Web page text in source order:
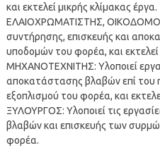
και εκτελεί μικρής κλίμακας έργα.
ΕΛΑΙΟΧΡΩΜΑΤΙΣΤΗΣ, ΟΙΚΟΔΟΜΟΣ:
συντήρησης, επισκευής και
υποδομών του φορέα, και εκτελεί
ΜΗΧΑΝΟΤΕΧΝΙΤΗΣ: Υλοποιεί
αποκατάστασης βλαβών επί του
εξοπλισμού του φορέα, και
ΞΥΛΟΥΡΓΟΣ: Υλοποιεί τις
βλαβών και επισκευής των
φορέα.